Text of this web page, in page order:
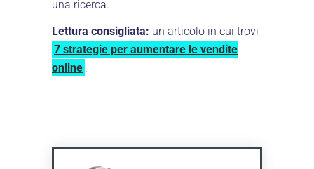
una ricerca.
Lettura consigliata: un articolo in cui trovi
7 strategie per aumentare le vendite
online .